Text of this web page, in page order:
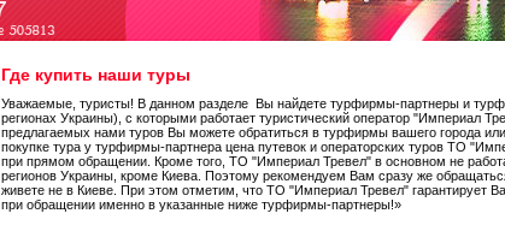
Где купить наши туры
Уважаемые, туристы! В данном разделе Вы найдете турфирмы-партнеры и
регионах Украины), с которыми работает туристический оператор "Империал
предлагаемых нами туров Вы можете обратиться в турфирмы вашего города
покупке тура у турфирмы-партнера цена путевок и операторских туров ТО
при прямом обращении. Кроме того, ТО "Империал Тревел" в основном не
регионов Украины, кроме Киева. Поэтому рекомендуем Вам сразу же
живете не в Киеве. При этом отметим, что ТО "Империал Тревел" гарантирует
при обращении именно в указанные ниже турфирмы-партнеры!»